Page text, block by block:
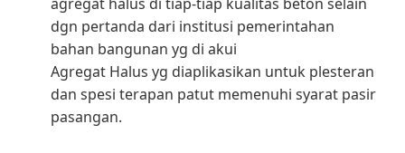
dgn pertanda dari institusi pemerintahan
bahan bangunan yg di akui
Agregat Halus yg diaplikasikan untuk plesteran
dan spesi terapan patut memenuhi syarat pasir
pasangan.